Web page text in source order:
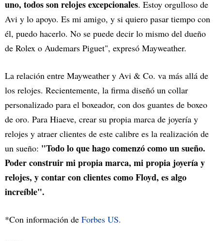
uno, todos son relojes excepcionales. Estoy orgulloso de
Avi y lo apoyo. Es mi amigo, y si quiero pasar tiempo con
él, puedo hacerlo. No se puede decir lo mismo del dueño
de Rolex o Audemars Piguet", expresó Mayweather.
La relación entre Mayweather y Avi & Co. va más allá de
los relojes. Recientemente, la firma diseñó un collar
personalizado para el boxeador, con dos guantes de boxeo
de oro. Para Hiaeve, crear su propia marca de joyería y
relojes y atraer clientes de este calibre es la realización de
un sueño: "Todo lo que hago comenzó como un sueño.
Poder construir mi propia marca, mi propia joyería y
relojes, y contar con clientes como Floyd, es algo
increíble".
*Con información de Forbes US.